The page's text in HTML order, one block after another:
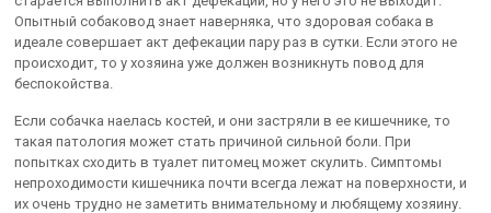
Опытный собаковод знает наверняка, что здоровая собака в
идеале совершает акт дефекации пару раз в сутки. Если этого не
происходит, то у хозяина уже должен возникнуть повод для
беспокойства.
Если собачка наелась костей, и они застряли в ее кишечнике, то
такая патология может стать причиной сильной боли. При
попытках сходить в туалет питомец может скулить. Симптомы
непроходимости кишечника почти всегда лежат на поверхности, и
их очень трудно не заметить внимательному и любящему хозяину.